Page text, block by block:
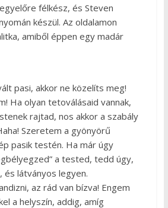
félkész, és Steven
készül. Az oldalamon
amiből éppen egy madár
pasi, akkor ne közelíts meg!
Ha olyan tetoválásaid vannak,
rajtad, nos akkor a szabály
Szeretem a gyönyörű
pasik testén. Ha már úgy
a tested, tedd úgy,
látványos legyen.
az rád van bízva! Engem
a helyszín, addig, amíg